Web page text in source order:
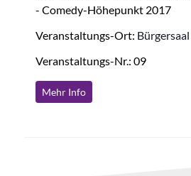
- Comedy-Höhepunkt 2017
Veranstaltungs-Ort: Bürgersaal
Veranstaltungs-Nr.: 09
Mehr Info